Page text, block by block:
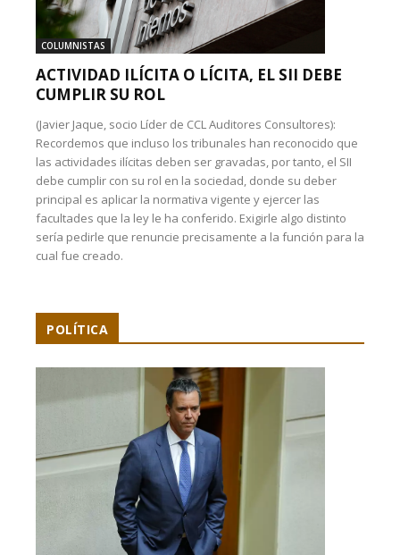
COLUMNISTAS
ACTIVIDAD ILÍCITA O LÍCITA, EL SII DEBE
CUMPLIR SU ROL
(Javier Jaque, socio Líder de CCL Auditores Consultores):
Recordemos que incluso los tribunales han reconocido que
las actividades ilícitas deben ser gravadas, por tanto, el SII
debe cumplir con su rol en la sociedad, donde su deber
principal es aplicar la normativa vigente y ejercer las
facultades que la ley le ha conferido. Exigirle algo distinto
sería pedirle que renuncie precisamente a la función para la
cual fue creado.
POLÍTICA